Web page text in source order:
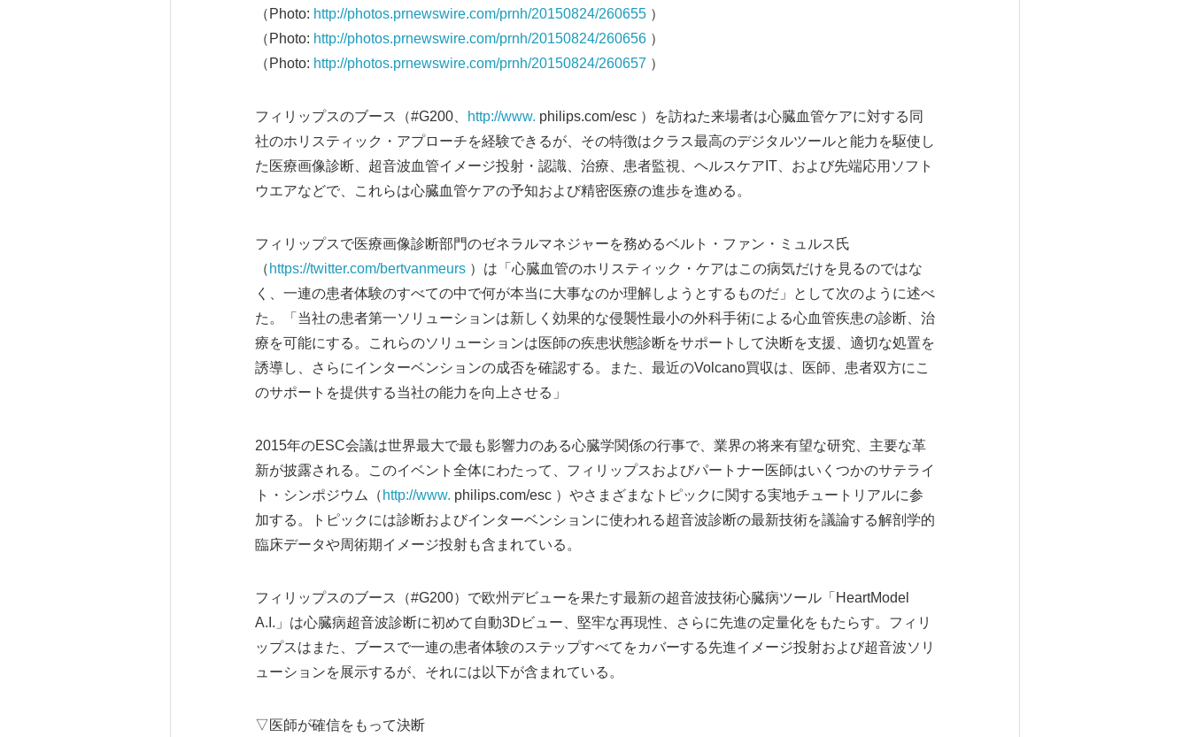
（Photo: http://photos.prnewswire.com/prnh/20150824/260655）
（Photo: http://photos.prnewswire.com/prnh/20150824/260656）
（Photo: http://photos.prnewswire.com/prnh/20150824/260657 ）
フィリップスのブース（#G200、 http://www. philips.com/esc ）を訪ねた来場者は心臓血管ケアに対する同
社のホリスティック・アプローチを経験できるが、その特徴はクラス最高のデジタルツールと能力を駆使し
た医療画像診断、超音波血管イメージ投射・認識、治療、患者監視、ヘルスケアIT、および先端応用ソフト
ウエアなどで、これらは心臓血管ケアの予知および精密医療の進歩を進める。
フィリップスで医療画像診断部門のゼネラルマネジャーを務めるベルト・ファン・ミュルス氏
（ https://twitter.com/bertvanmeurs）は「心臓血管のホリスティック・ケアはこの病気だけを見るのではな
く、一連の患者体験のすべての中で何が本当に大事なのか理解しようとするものだ」として次のように述べ
た。「当社の患者第一ソリューションは新しく効果的な侵襲性最小の外科手術による心血管疾患の診断、治
療を可能にする。これらのソリューションは医師の疾患状態診断をサポートして決断を支援、適切な処置を
誘導し、さらにインターベンションの成否を確認する。また、最近のVolcano買収は、医師、患者双方にこ
のサポートを提供する当社の能力を向上させる」
2015年のESC会議は世界最大で最も影響力のある心臓学関係の行事で、業界の将来有望な研究、主要な革
新が披露される。このイベント全体にわたって、フィリップスおよびパートナー医師はいくつかのサテライ
ト・シンポジウム（ http://www. philips.com/esc ）やさまざまなトピックに関する実地チュートリアルに参
加する。トピックには診断およびインターベンションに使われる超音波診断の最新技術を議論する解剖学的
臨床データや周術期イメージ投射も含まれている。
フィリップスのブース（#G200）で欧州デビューを果たす最新の超音波技術心臓病ツール「HeartModel
A.I.」は心臓病超音波診断に初めて自動3Dビュー、堅牢な再現性、さらに先進の定量化をもたらす。フィリ
ップスはまた、ブースで一連の患者体験のステップすべてをカバーする先進イメージ投射および超音波ソリ
ューションを展示するが、それには以下が含まれている。
▽医師が確信をもって決断